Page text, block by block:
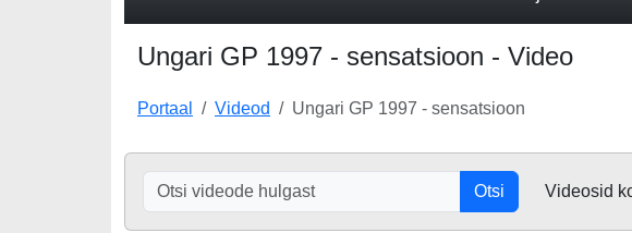
Ungari GP 1997 - sensatsioon - Video
Portaal Videod Ungari GP 1997 - sensatsioon
Otsi Videosid